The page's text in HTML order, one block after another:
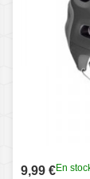
9,99 €En